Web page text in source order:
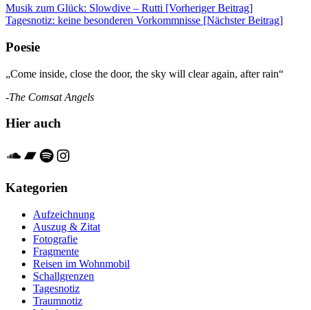
Beitrags-
Navigation
Musik zum Glück: Slowdive – Rutti [Vorheriger Beitrag]
Tagesnotiz: keine besonderen Vorkommnisse [Nächster Beitrag]
Poesie
„Come inside, close the door, the sky will clear again, after rain“
-The Comsat Angels
Hier auch
Soundcloud
Bandcamp
Spotify
Instagram
Kategorien
Aufzeichnung
Auszug & Zitat
Fotografie
Fragmente
Reisen im Wohnmobil
Schallgrenzen
Tagesnotiz
Traumnotiz